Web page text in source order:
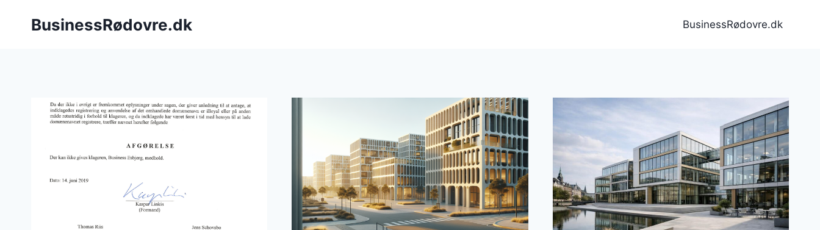
BusinessRødovre.dk BusinessRødovre.dk